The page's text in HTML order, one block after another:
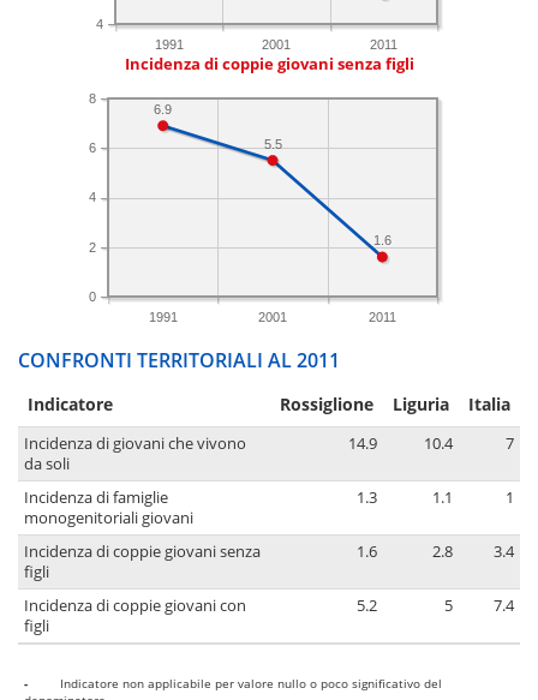
1991 2001 2011
4
Incidenza di coppie giovani senza figli
1991 2001 2011
0
2
4
6
8
1.6
5.5
6.9
CONFRONTI TERRITORIALI AL 2011
Indicatore Rossiglione Liguria Italia
Incidenza di giovani che vivono
da soli
14.9 10.4 7
Incidenza di famiglie
monogenitoriali giovani
1.3 1.1 1
Incidenza di coppie giovani senza
figli
1.6 2.8 3.4
Incidenza di coppie giovani con
figli
5.2 5 7.4
-
Indicatore non applicabile per valore nullo o poco significativo del